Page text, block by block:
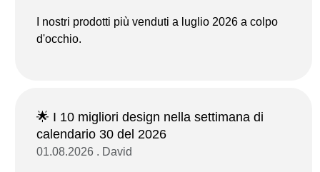
I nostri prodotti più venduti a luglio 2026 a colpo
d'occhio.
🌟 I 10 migliori design nella settimana di
calendario 30 del 2026
01.08.2026 . David